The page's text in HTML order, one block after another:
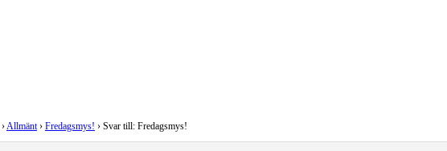
›Allmänt › Fredagsmys! › Svar till: Fredagsmys!